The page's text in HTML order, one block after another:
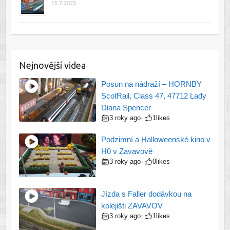
15.7.2023
Nejnovější videa
Posun na nádraží – HORNBY
ScotRail, Class 47, 47712 Lady
Diana Spencer
3 roky ago• 1likes
Podzimní a Halloweenské kino v
H0 v Zavavově
3 roky ago• 0likes
Jízda s Faller dodávkou na
kolejišti ZAVAVOV
3 roky ago• 1 likes